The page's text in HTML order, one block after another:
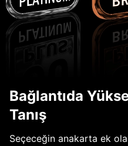
Bağlantıda
Tanış
Seçeceğin anakarta ek